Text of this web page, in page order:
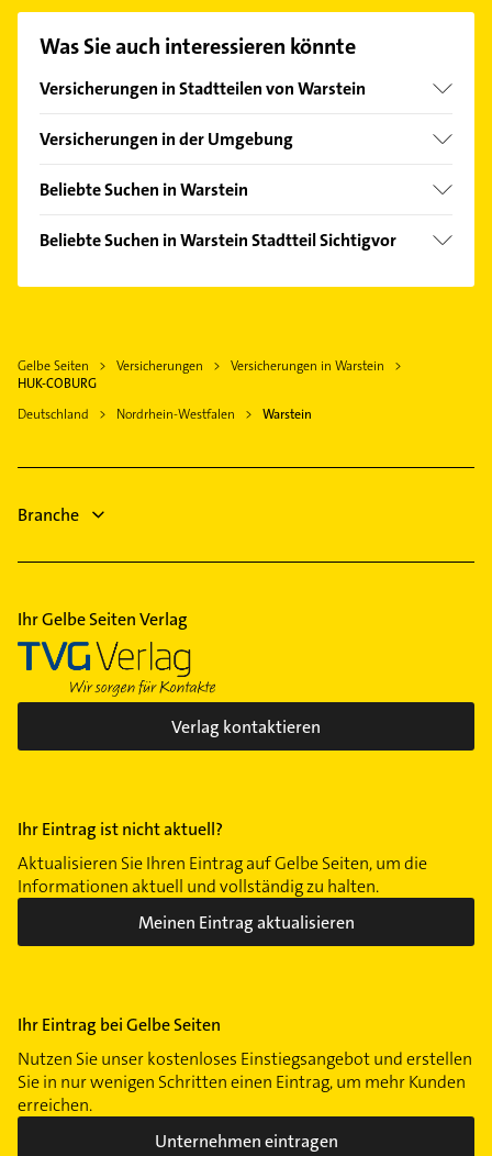
finden Sie alleKontaktdaten.
Was Sie auch interessieren könnte
Versicherungen in Stadtteilen von Warstein
Belecke
Versicherungen in der Umgebung
Anröchte
Rüthen
Soest
Bestwig
Arnsberg
Beliebte Suchen in Warstein
Elektroinstallation
Elektro Reparatur
Krankengymnastik
Zahnarzt
Bestatter
Putzfrau
Beliebte Suchen in Warstein Stadtteil Sichtigvor
Krankengymnastik
Sanitärinstallation
Gelbe Seiten Versicherungen
Versicherungen in Warstein
HUK-COBURG
Deutschland
Nordrhein-Westfalen Warstein
Branche
Ihr Gelbe Seiten Verlag
Verlag kontaktieren
Ihr Eintrag ist nicht aktuell?
Aktualisieren Sie Ihren Eintrag auf Gelbe Seiten, um die
Informationen aktuell und vollständig zu halten.
Meinen Eintrag aktualisieren
Ihr Eintrag bei Gelbe Seiten
Nutzen Sie unser kostenloses Einstiegsangebot und erstellen
Sie in nur wenigen Schritten einen Eintrag, um mehr Kunden
erreichen.
Unternehmen eintragen